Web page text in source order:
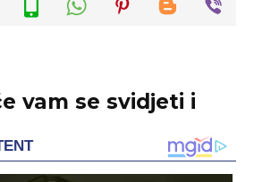
vam se svidjeti i